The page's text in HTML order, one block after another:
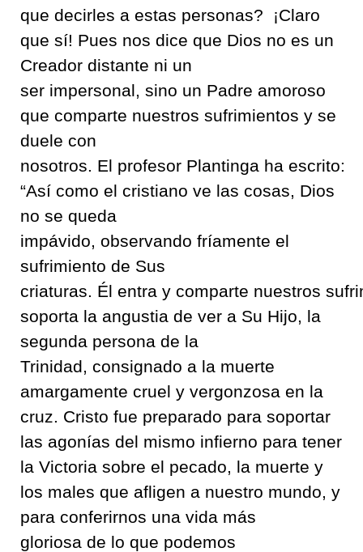
que decirles a estas personas?
¡Claro
que sí! Pues nos dice que Dios no es un
Creador distante ni un
ser impersonal, sino un Padre amoroso
que comparte nuestros sufrimientos y se
duele con
nosotros
El profesor Plantinga ha escrito:
“Así como el cristiano ve las cosas
Dios
no se queda
impávido observando fríamente el
sufrimiento de Sus
criaturas
Él entra y comparte nuestros
soporta la angustia de ver a Su Hijo
la
segunda persona de la
Trinidad consignado a la muerte
amargamente cruel y vergonzosa en la
cruz
Cristo fue preparado para soportar
las agonías del mismo infierno para tener
la Victoria sobre el pecado
la muerte y
los males que afligen a nuestro mundo y
para conferirnos una vida más
gloriosa de lo que podemos